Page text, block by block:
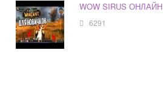
WOW SIRUS ОНЛАЙН
6291